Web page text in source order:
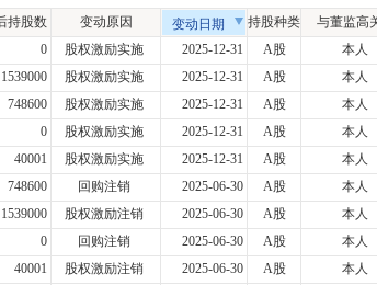
持股数 变动原因 变动日期 持股种类 与董监高
0 股权激励实施 2025-12-31 A股 本人
1539000 股权激励实施 2025-12-31 A股 本人
748600 股权激励实施 2025-12-31 A股 本人
0 股权激励实施 2025-12-31 A股 本人
40001 股权激励实施 2025-12-31 A股 本人
748600 回购注销 2025-06-30 A股 本人
1539000 股权激励注销 2025-06-30 A股 本人
0 回购注销 2025-06-30 A股 本人
40001 股权激励注销 2025-06-30 A股 本人